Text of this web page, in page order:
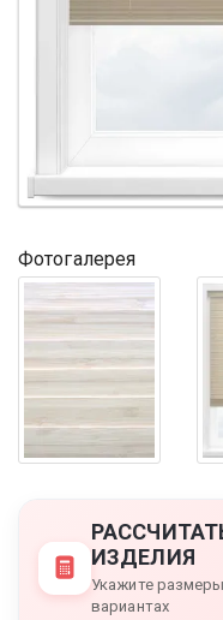
Фотогалерея
ИЗДЕЛИЯ
Укажите
вариантах